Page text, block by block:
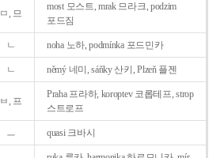
ㅁ, 므
most 모스트, mrak 므라크, podzim
포드짐
ㄴ noha 노하, podmínka 포드민카
ㄴ němý 네미, sáňky 산키, Plzeň 플젠
ㅂ, 프
Praha 프라하, koroptev 코롭테프, strop
스트로프
ㅡ quasi 크바시